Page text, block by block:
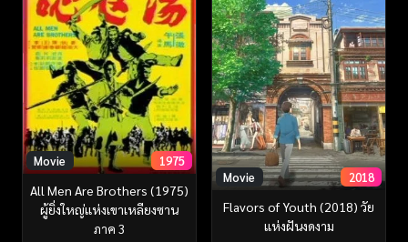
Movie 1975
All Men Are Brothers (1975)
ผู้ยิ่งใหญ่แห่งเขาเหลียงซาน
ภาค 3
Movie 2018
Flavors of Youth (2018) วัย
แห่งฝันงดงาม